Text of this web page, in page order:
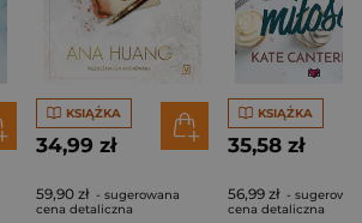
KSIĄŻKA
34,99 zł
59,90 zł - sugerowana
cena detaliczna
KSIĄŻKA
35,58 zł
56,99 zł -
cena detaliczna